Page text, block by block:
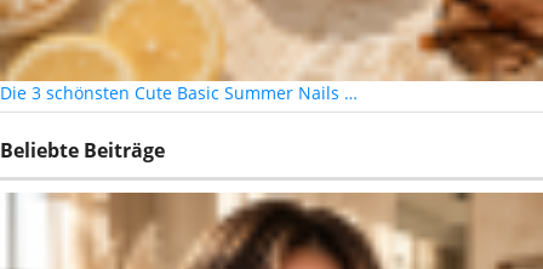
Die 3 schönsten Cute Basic Summer Nails …
Beliebte Beiträge